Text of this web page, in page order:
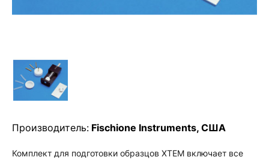
Производитель: Fischione Instruments, США
Комплект для подготовки образцов XTEM включает все